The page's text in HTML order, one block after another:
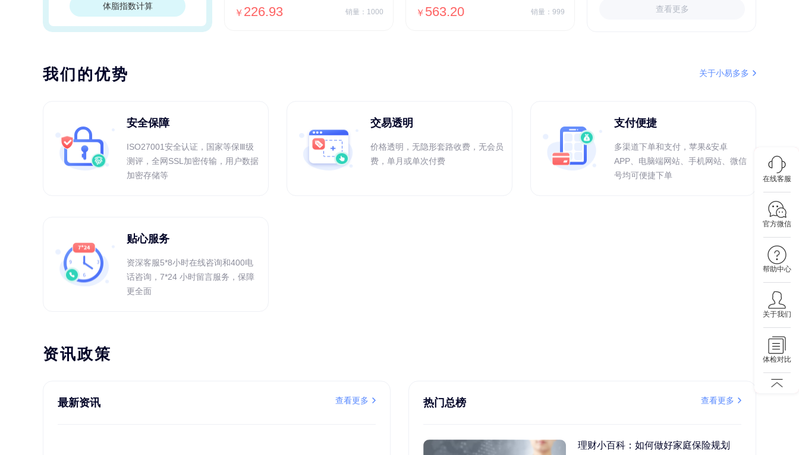
体脂指数计算
￥ 226.93 销量：1000 ￥ 563.20 销量：999 查看更多
我们的优势 关于小易多多
安全保障
ISO27001安全认证，国家等保Ⅲ级
测评，全网SSL加密传输，用户数据
加密存储等
交易透明
价格透明，无隐形套路收费，无会员
费，单月或单次付费
支付便捷
多渠道下单和支付，苹果&安卓
APP、电脑端网站、手机网站、微信
号均可便捷下单
贴心服务
资深客服5*8小时在线咨询和400电
话咨询，7*24 小时留言服务，保障
更全面
资讯政策
最新资讯 查看更多 热门总榜 查看更多
理财小百科：如何做好家庭保险规划
在线客服
官方微信
帮助中心
关于我们
体检对比